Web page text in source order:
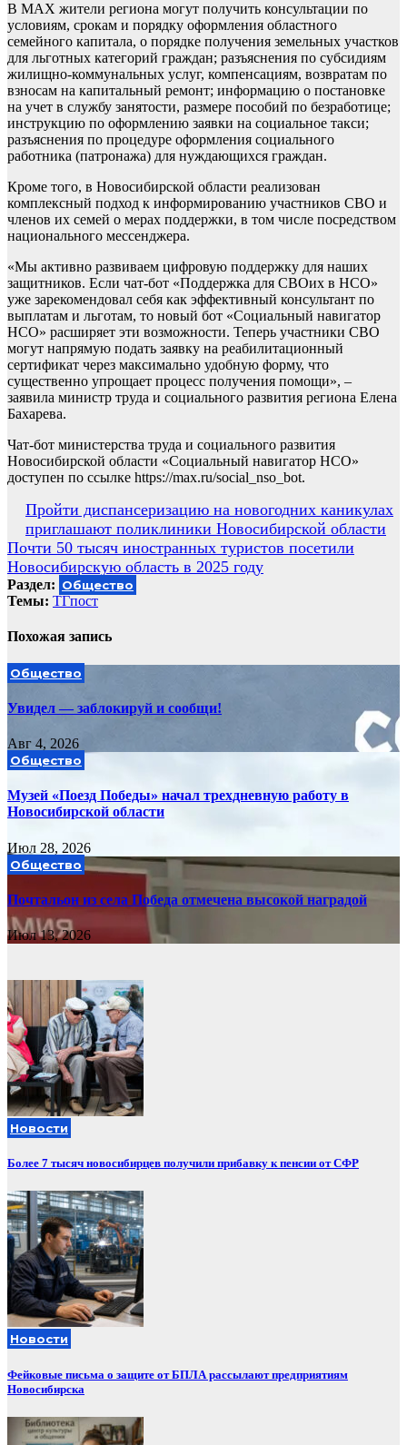
В MAX жители региона могут получить консультации по
условиям, срокам и порядку оформления областного
семейного капитала, о порядке получения земельных участков
для льготных категорий граждан; разъяснения по субсидиям
жилищно-коммунальных услуг, компенсациям, возвратам по
взносам на капитальный ремонт; информацию о постановке
на учет в службу занятости, размере пособий по безработице;
инструкцию по оформлению заявки на социальное такси;
разъяснения по процедуре оформления социального
работника (патронажа) для нуждающихся граждан.
Кроме того, в Новосибирской области реализован
комплексный подход к информированию участников СВО и
членов их семей о мерах поддержки, в том числе посредством
национального мессенджера.
«Мы активно развиваем цифровую поддержку для наших
защитников. Если чат-бот «Поддержка для СВОих в НСО»
уже зарекомендовал себя как эффективный консультант по
выплатам и льготам, то новый бот «Социальный навигатор
НСО» расширяет эти возможности. Теперь участники СВО
могут напрямую подать заявку на реабилитационный
сертификат через максимально удобную форму, что
существенно упрощает процесс получения помощи», –
заявила министр труда и социального развития региона Елена
Бахарева.
Чат-бот министерства труда и социального развития
Новосибирской области «Социальный навигатор НСО»
доступен по ссылке https://max.ru/social_nso_bot.
Навигация
по
записям
Пройти диспансеризацию на новогодних каникулах
приглашают поликлиники Новосибирской области
Почти 50 тысяч иностранных туристов посетили
Новосибирскую область в 2025 году
Раздел: Общество
Темы: ТГпост
Похожая запись
Общество
Увидел — заблокируй и сообщи!
Авг 4, 2026
Общество
Музей «Поезд Победы» начал трехдневную работу в
Новосибирской области
Июл 28, 2026
Общество
Почтальон из села Победа отмечена высокой наградой
Июл 13, 2026
Новости
Более 7 тысяч новосибирцев получили прибавку к пенсии от СФР
Новости
Фейковые письма о защите от БПЛА рассылают предприятиям
Новосибирска